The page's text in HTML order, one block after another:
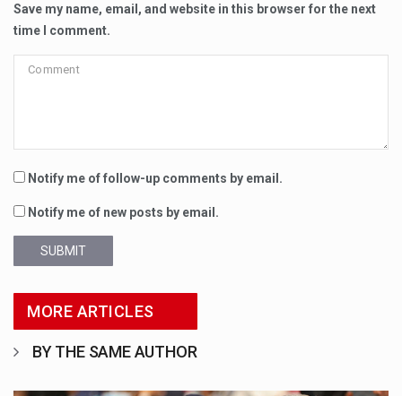
Save my name, email, and website in this browser for the next
time I comment.
Notify me of follow-up comments by email.
Notify me of new posts by email.
SUBMIT
MORE ARTICLES
BY THE SAME AUTHOR